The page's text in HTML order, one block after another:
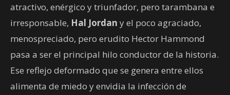
atractivo, enérgico y triunfador, pero tarambana e
irresponsable, Hal Jordan y el poco agraciado,
menospreciado, pero erudito Hector Hammond
pasa a ser el principal hilo conductor de la historia.
Ese reflejo deformado que se genera entre ellos
alimenta de miedo y envidia la infección de